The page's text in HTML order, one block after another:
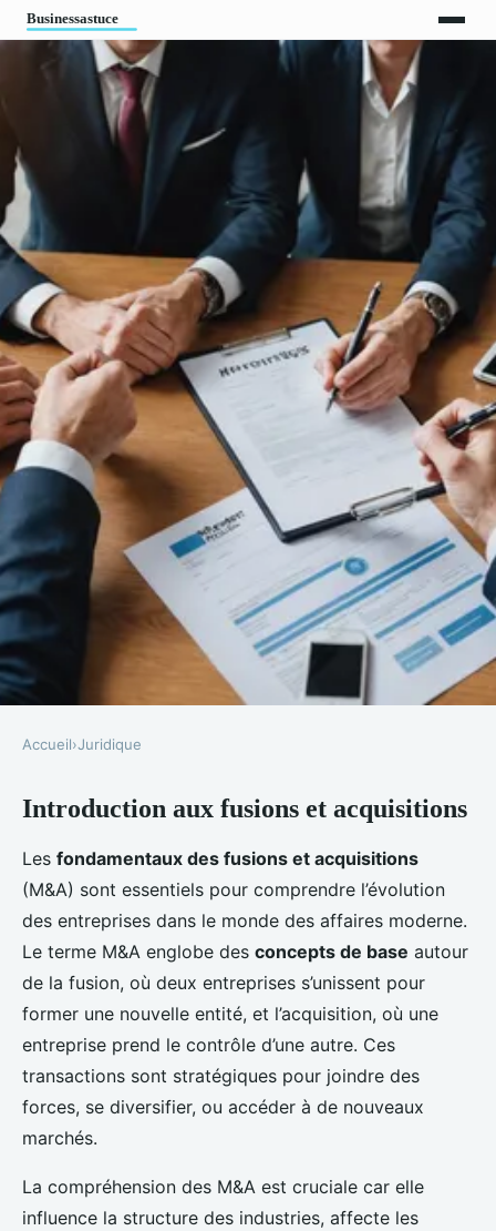
Les bases de la fusion et
acquisition
Manon •4 février 2025•8 min de lecture
Accueil›Juridique
Introduction aux fusions et acquisitions
Les fondamentaux des fusions et acquisitions
(M&A) sont essentiels pour comprendre l’évolution
des entreprises dans le monde des affaires moderne.
Le terme M&A englobe des concepts de base autour
de la fusion, où deux entreprises s’unissent pour
former une nouvelle entité, et l’acquisition, où une
entreprise prend le contrôle d’une autre. Ces
transactions sont stratégiques pour joindre des
forces, se diversifier, ou accéder à de nouveaux
marchés.
La compréhension des M&A est cruciale car elle
influence la structure des industries, affecte les